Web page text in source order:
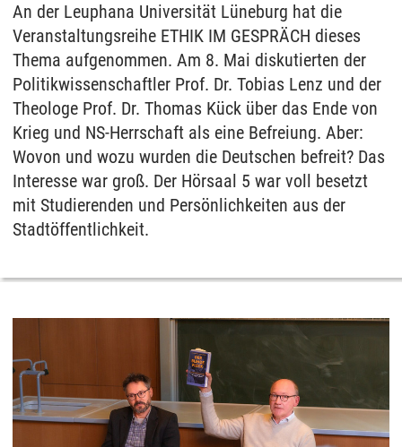
An der Leuphana Universität Lüneburg hat die
Veranstaltungsreihe ETHIK IM GESPRÄCH dieses
Thema aufgenommen. Am 8. Mai diskutierten der
Politikwissenschaftler Prof. Dr. Tobias Lenz und der
Theologe Prof. Dr. Thomas Kück über das Ende von
Krieg und NS-Herrschaft als eine Befreiung. Aber:
Wovon und wozu wurden die Deutschen befreit? Das
Interesse war groß. Der Hörsaal 5 war voll besetzt
mit Studierenden und Persönlichkeiten aus der
Stadtöffentlichkeit.